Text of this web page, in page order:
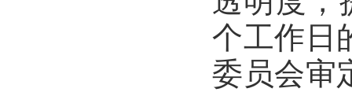
个工作日
委员会审